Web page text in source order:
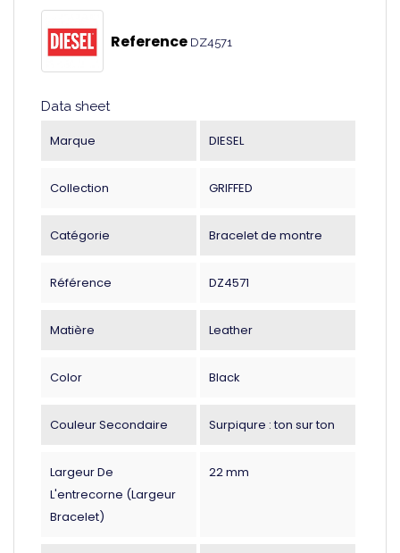
Reference DZ4571
Data sheet
Marque DIESEL
Collection GRIFFED
Catégorie Bracelet de montre
Référence DZ4571
Matière Leather
Color Black
Couleur Secondaire Surpiqure : ton sur ton
Largeur De
L'entrecorne (largeur
Bracelet)
22 mm